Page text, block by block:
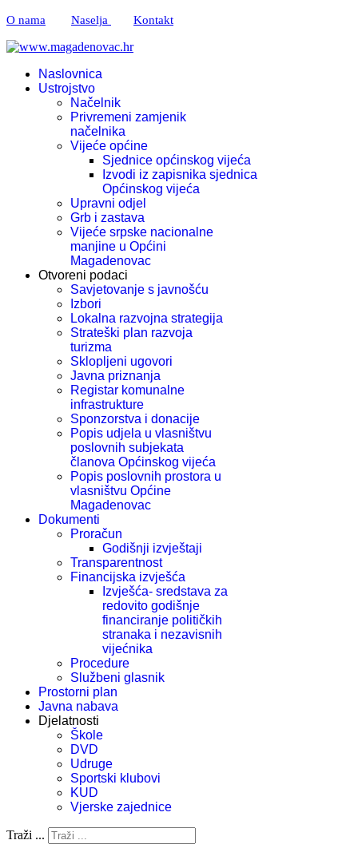
O nama Naselja Kontakt
Naslovnica
Ustrojstvo
Načelnik
Privremeni zamjenik
načelnika
Vijeće općine
Sjednice općinskog vijeća
Izvodi iz zapisnika sjednica
Općinskog vijeća
Upravni odjel
Grb i zastava
Vijeće srpske nacionalne
manjine u Općini
Magadenovac
Otvoreni podaci
Savjetovanje s javnošću
Izbori
Lokalna razvojna strategija
Strateški plan razvoja
turizma
Sklopljeni ugovori
Javna priznanja
Registar komunalne
infrastrukture
Sponzorstva i donacije
Popis udjela u vlasništvu
poslovnih subjekata
članova Općinskog vijeća
Popis poslovnih prostora u
vlasništvu Općine
Magadenovac
Dokumenti
Proračun
Godišnji izvještaji
Transparentnost
Financijska izvješća
Izvješća- sredstava za
redovito godišnje
financiranje političkih
stranaka i nezavisnih
vijećnika
Procedure
Službeni glasnik
Prostorni plan
Javna nabava
Djelatnosti
Škole
DVD
Udruge
Sportski klubovi
KUD
Vjerske zajednice
Traži ...